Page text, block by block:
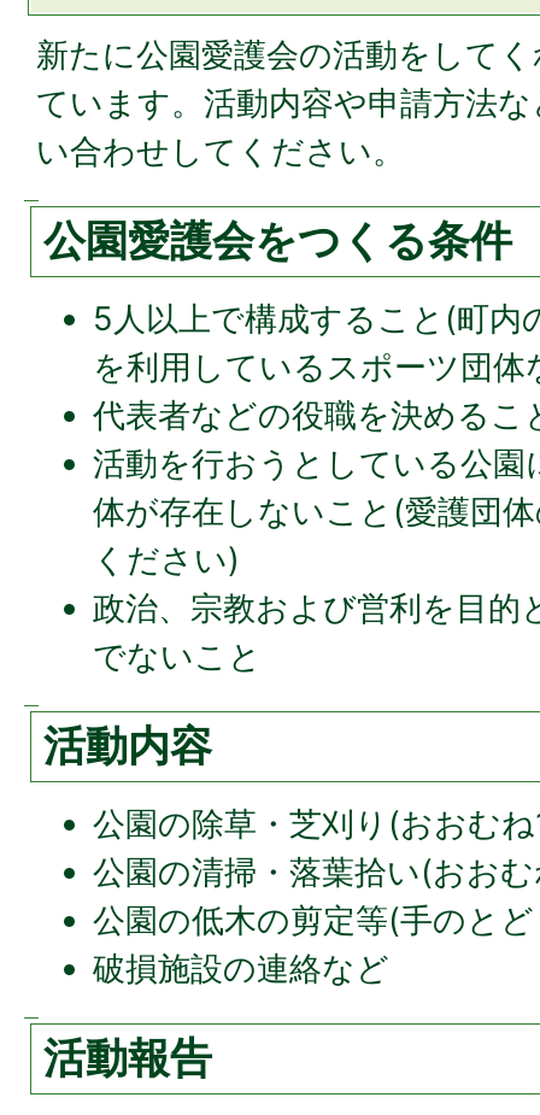
新たに公園愛護会の活動をして
ています。活動内容や申請方法
い合わせしてください。
公園愛護会をつくる条件
5人以上で構成すること(町内
を利用しているスポーツ団体
代表者などの役職を決めるこ
活動を行おうとしている公園
体が存在しないこと(愛護団
ください)
政治、宗教および営利を目的
でないこと
活動内容
公園の除草・芝刈り(おおむ
公園の清掃・落葉拾い(おお
公園の低木の剪定等(手のと
破損施設の連絡など
活動報告